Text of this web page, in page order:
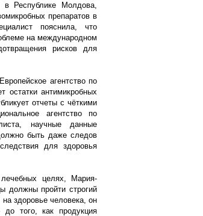
Республике Молдова,
препаратов в
пояснила, что
на международном
рисков для
агентство по
остатки антимикробных
отчеты с чёткими
агентство по
научные данные
быть даже следов
для здоровья
лечебных целях, Мария-
должны пройти строгий
здоровье человека, он
того, как продукция